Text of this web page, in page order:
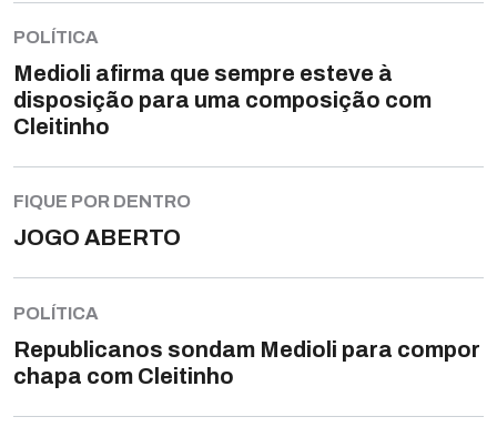
POLÍTICA
Medioli afirma que sempre esteve à
disposição para uma composição com
Cleitinho
FIQUE POR DENTRO
JOGO ABERTO
POLÍTICA
Republicanos sondam Medioli para compor
chapa com Cleitinho